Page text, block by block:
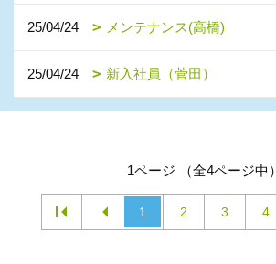
25/04/24 メンテナンス(高橋)
25/04/24 新入社員（菅田）
1ページ （全4ページ中）
1 2 3 4